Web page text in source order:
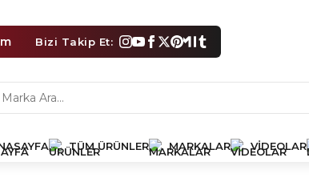
Aynı
Gün
İçerisinde
Kargo
Bizi Takip Et:
TÜM ÜRÜNLER MARKALAR VIDEOLAR
olarak etiketlendi4 sonucun tümü gösteriliyor